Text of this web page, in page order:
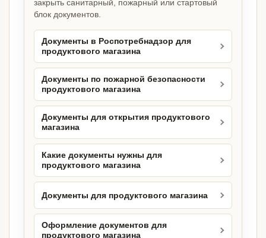
закрыть санитарный, пожарный или стартовый
блок документов.
Документы в Роспотребнадзор для
продуктового магазина
Документы по пожарной безопасности
продуктового магазина
Документы для открытия продуктового
магазина
Какие документы нужны для
продуктового магазина
Документы для продуктового магазина
Оформление документов для
продуктового магазина